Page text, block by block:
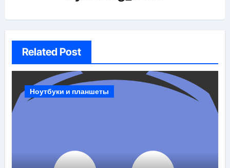
Related Post
Ноутбуки и планшеты